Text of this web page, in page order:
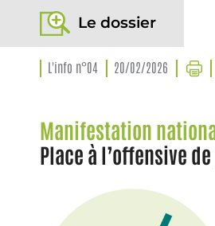
Le dossier
L'info n°04 20/02/2026
Manifestation
Place à l’offensive